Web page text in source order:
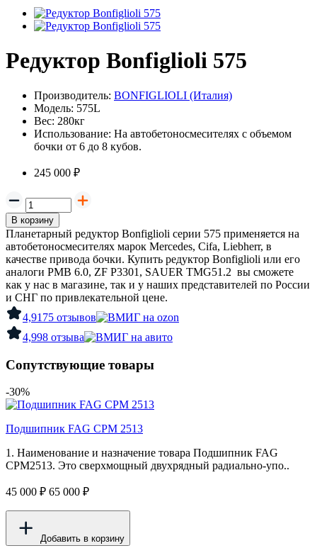
Редуктор Bonfiglioli 575
Производитель: BONFIGLIOLI (Италия)
Модель: 575L
Вес: 280кг
Использование: На автобетоносмесителях с объемом
бочки от 6 до 8 кубов.
245 000 ₽
В корзину
Планетарный редуктор Bonfiglioli серии 575 применяется на
автобетоносмесителях марок Mercedes, Cifa, Liebherr, в
качестве привода бочки. Купить редуктор Bonfiglioli или его
аналоги PMB 6.0, ZF P3301, SAUER TMG51.2 вы сможете
как у нас в магазине, так и у наших представителей по России
и СНГ по привлекательной цене.
4,9175 отзывов
4,998 отзыва
Сопутствующие товары
-30%
Подшипник FAG CPM 2513
1. Наименование и назначение товара Подшипник FAG
CPM2513. Это сверхмощный двухрядный радиально-упо..
45 000 ₽ 65 000 ₽
Добавить в корзину